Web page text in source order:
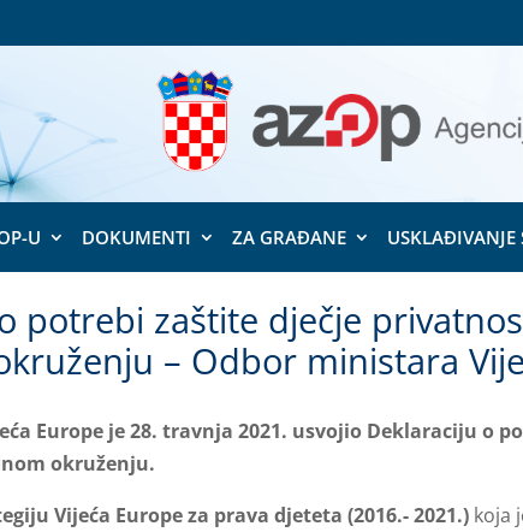
U DOKUMENTI ZA GRAĐANE
potrebi zaštite dječje
– Odbor ministara
Europe je 28. travnja 2021. usvojio Deklaraciju o
okruženju.
Vijeća Europe za prava djeteta (2016.- 2021.) koja